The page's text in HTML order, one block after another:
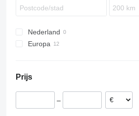
Nederland
Europa
Verenigd Koninkrijk
België
Prijs
–